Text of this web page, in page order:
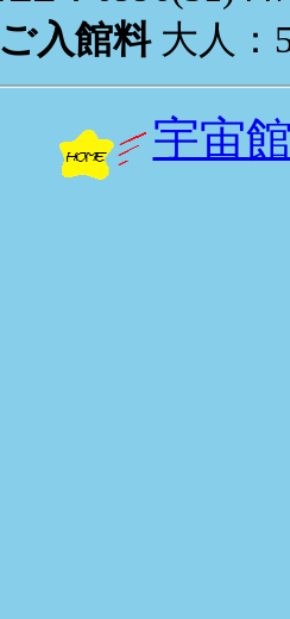
ご入館料大人：
宇宙